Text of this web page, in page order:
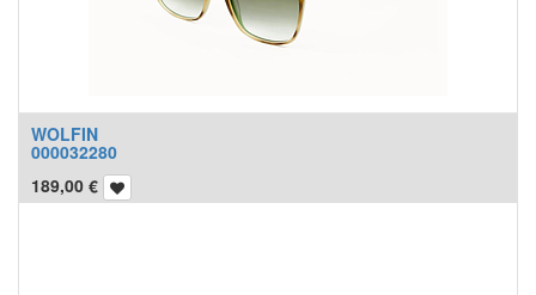
WOLFIN
000032280
189,00 €